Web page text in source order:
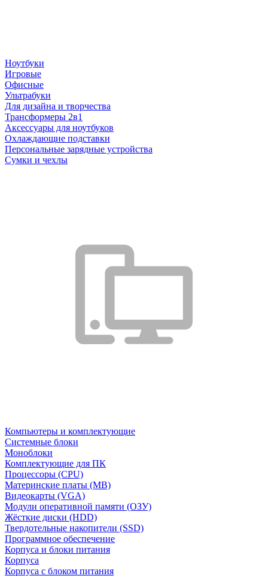
Ноутбуки
Игровые
Офисные
Ультрабуки
Для дизайна и творчества
Трансформеры 2в1
Аксессуары для ноутбуков
Охлаждающие подставки
Персональные зарядные устройства
Сумки и чехлы
Компьютеры и комплектующие
Системные блоки
Моноблоки
Комплектующие для ПК
Процессоры (CPU)
Материнские платы (MB)
Видеокарты (VGA)
Модули оперативной памяти (ОЗУ)
Жёсткие диски (HDD)
Твердотельные накопители (SSD)
Программное обеспечение
Корпуса и блоки питания
Корпуса
Корпуса с блоком питания